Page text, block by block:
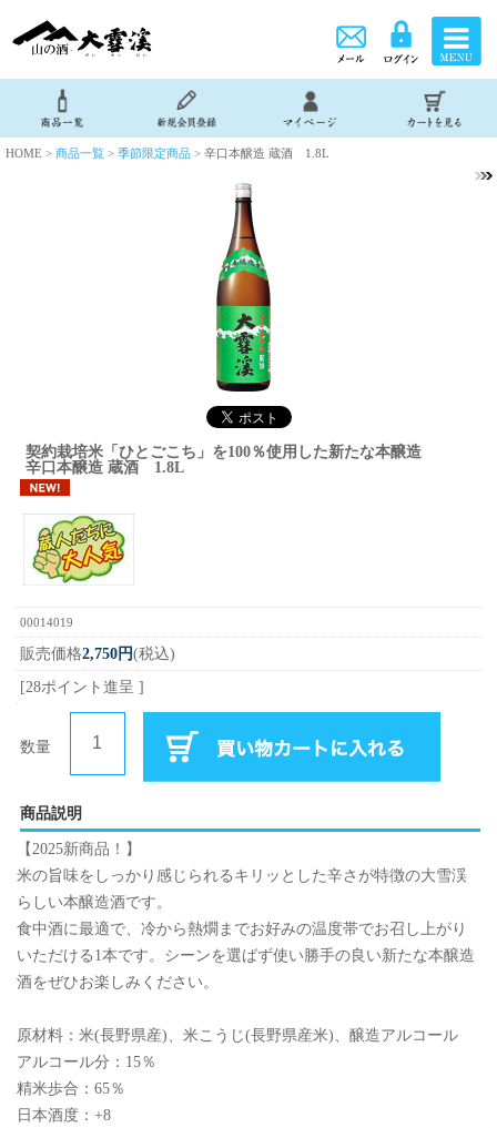
HOME > 商品一覧 > 季節限定商品 > 辛口本醸造 蔵酒 1.8L
契約栽培米「ひとごこち」を100％使用した新たな本醸造
辛口本醸造 蔵酒 1.8L
00014019
販売価格2,750円(税込)
[28ポイント進呈 ]
数量
商品説明
【2025新商品！】
米の旨味をしっかり感じられるキリッとした辛さが特徴の大雪渓
らしい本醸造酒です。
食中酒に最適で、冷から熱燗までお好みの温度帯でお召し上がり
いただける1本です。シーンを選ばず使い勝手の良い新たな本醸造
酒をぜひお楽しみください。
原材料：米(長野県産)、米こうじ(長野県産米)、醸造アルコール
アルコール分：15％
精米歩合：65％
日本酒度：+8